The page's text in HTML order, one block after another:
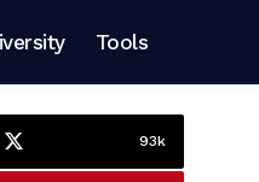
Tools
93k